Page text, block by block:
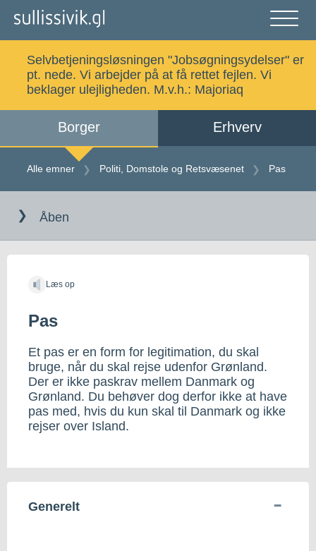
luk
Alle emner Selvbetjening
Kalaallisut
Selvbetjeningsløsningen "Jobsøgningsydelser" er
pt. nede. Vi arbejder på at få rettet fejlen. Vi
beklager ulejligheden. M.v.h.: Majoriaq
Borger Erhverv
Alle emner Politi, Domstole og Retsvæsenet Pas
indholdet
Åben
Læs op
Pas
Et pas er en form for legitimation, du skal
bruge, når du skal rejse udenfor Grønland.
Der er ikke paskrav mellem Danmark og
Grønland. Du behøver dog derfor ikke at have
pas med, hvis du kun skal til Danmark og ikke
rejser over Island.
Generelt